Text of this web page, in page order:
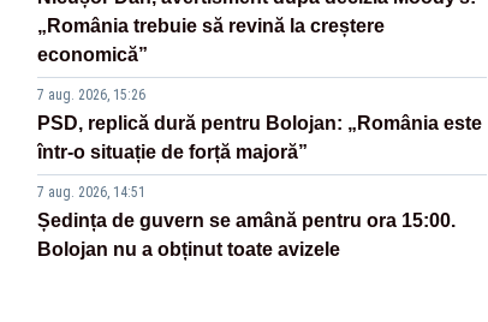
„România trebuie să revină la creștere
economică”
7 aug. 2026, 15:26
PSD, replică dură pentru Bolojan: „România este
într-o situație de forță majoră”
7 aug. 2026, 14:51
Ședința de guvern se amână pentru ora 15:00.
Bolojan nu a obținut toate avizele